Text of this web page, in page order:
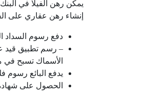
إنشاء رهن عقاري على
دفع رسوم السداد
– رسم تطبيق قيد
الأسماك تسبح
يدفع البائع
الحصول على